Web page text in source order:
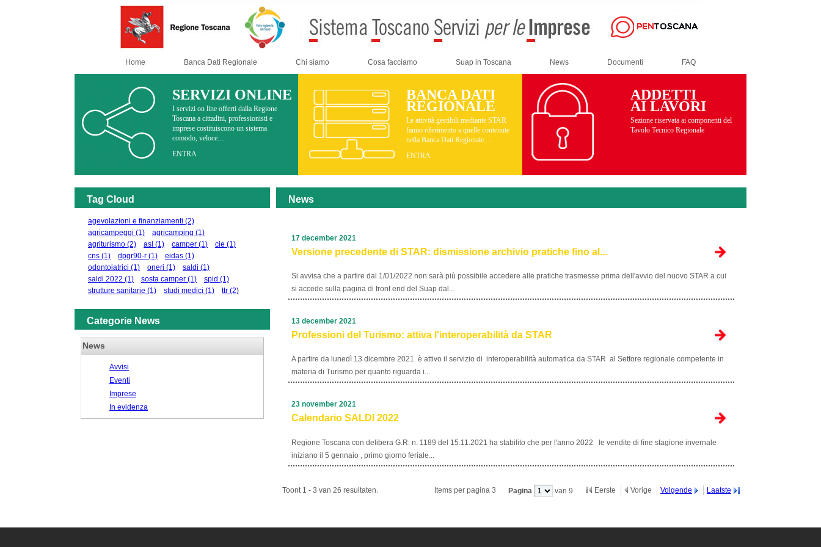
Home Banca Dati Regionale Chi siamo Cosa facciamo Suap in Toscana News Documenti FAQ
ADDETTI
AI LAVORI
Sezione riservata ai componenti del
Tavolo Tecnico Regionale
SERVIZI ONLINE
I servizi on line offerti dalla Regione
Toscana a cittadini, professionisti e
imprese costituiscono un sistema
comodo, veloce....
ENTRA
BANCA DATI
REGIONALE
Le attività gestibili mediante STAR
fanno riferimento a quelle contenute
nella Banca Dati Regionale....
ENTRA
Tag Cloud
agevolazioni e finanziamenti (2)
agricampeggi (1) agricamping (1)
agriturismo (2) asl (1) camper (1) cie (1)
cns (1) dpgr90-r (1) eidas (1)
odontoiatrici (1) oneri (1) saldi (1)
saldi 2022 (1) sosta camper (1) spid (1)
strutture sanitarie (1) studi medici (1) ttr (2)
Categorie News
News
Avvisi
Eventi
Imprese
In evidenza
News
Versione precedente di STAR: dismissione archivio pratiche fino al...
Si avvisa che a partire dal 1/01/2022 non sarà più possibile accedere alle pratiche trasmesse prima dell'avvio del nuovo STAR a cui
si accede sulla pagina di front end del Suap dal...
17 december 2021
Professioni del Turismo: attiva l'interoperabilità da STAR
A partire da lunedì 13 dicembre 2021 è attivo il servizio di interoperabilità automatica da STAR al Settore regionale competente in
materia di Turismo per quanto riguarda i...
13 december 2021
Calendario SALDI 2022
Regione Toscana con delibera G.R. n. 1189 del 15.11.2021 ha stabilito che per l'anno 2022 le vendite di fine stagione invernale
iniziano il 5 gennaio , primo giorno feriale...
23 november 2021
Toont 1 - 3 van 26 resultaten. Items per pagina 3 Pagina van 9 Eerste Vorige Volgende Laatste